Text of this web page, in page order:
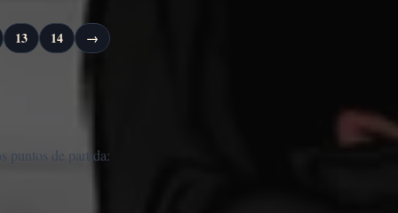
13 14 →
puntos de partida: